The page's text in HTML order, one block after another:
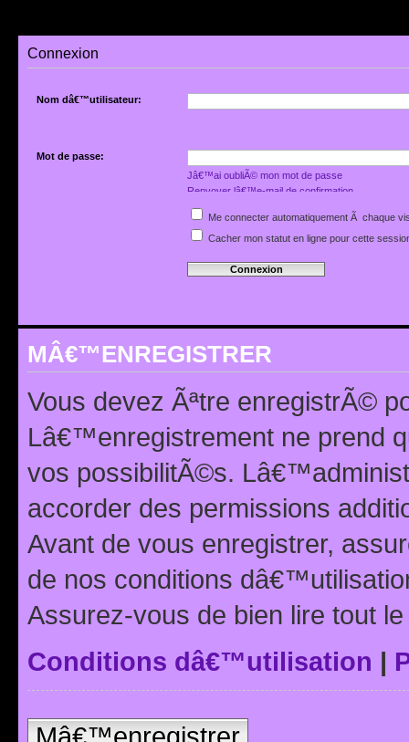
Connexion
Nom dâ€™utilisateur:
Mot de passe:
Jâ€™ai oubliÃ© mon mot de passe
Renvoyer lâ€™e-mail de confirmation
Me connecter automatiquement Ã chaque
Cacher mon statut en ligne pour cette
MÂ€™ENREGISTRER
Vous devez Ãªtre enregistrÃ©
Lâ€™enregistrement ne prend
vos possibilitÃ©s.
accorder des permissions
Avant de vous enregistrer,
de nos conditions
Assurez-vous de bien lire tout
Conditions dâ€™utilisation |
Mâ€™enregistrer